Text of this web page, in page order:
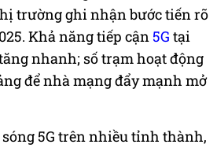
trường ghi nhận bước tiến rõ
Khả năng tiếp cận 5G tại
nhanh; số trạm hoạt động
để nhà mạng đẩy mạnh mở
5G trên nhiều tỉnh thành,